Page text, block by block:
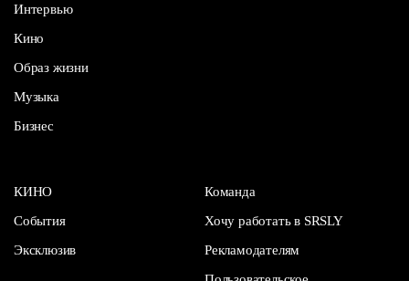
Интервью
Кино
Образ жизни
Музыка
Бизнес
КИНО
События
Эксклюзив
Команда
Хочу работать в SRSLY
Рекламодателям